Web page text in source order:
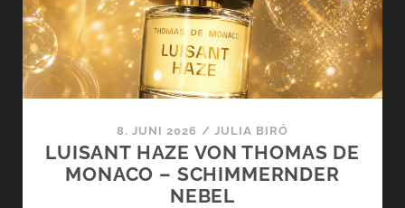
KATEGORIEN
SCHLAGWORTE
LINK-SAMMLUNG
ARTIKEL-ARCHIV
Tagebuch
Beiträge
8. JUNI 2026 / JULIA BIRÓ
LUISANT HAZE VON THOMAS DE
MONACO – SCHIMMERNDER
NEBEL